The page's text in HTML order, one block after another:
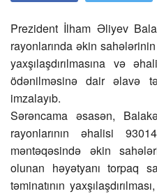
Prezident İlham Əliyev
rayonlarında əkin
yaxşılaşdırılmasına və
ödənilməsinə dair əlavə
imzalayıb.
Sərəncama əsasən,
rayonlarının əhalisi
məntəqəsində əkin
olunan həyətyanı torpaq
təminatının